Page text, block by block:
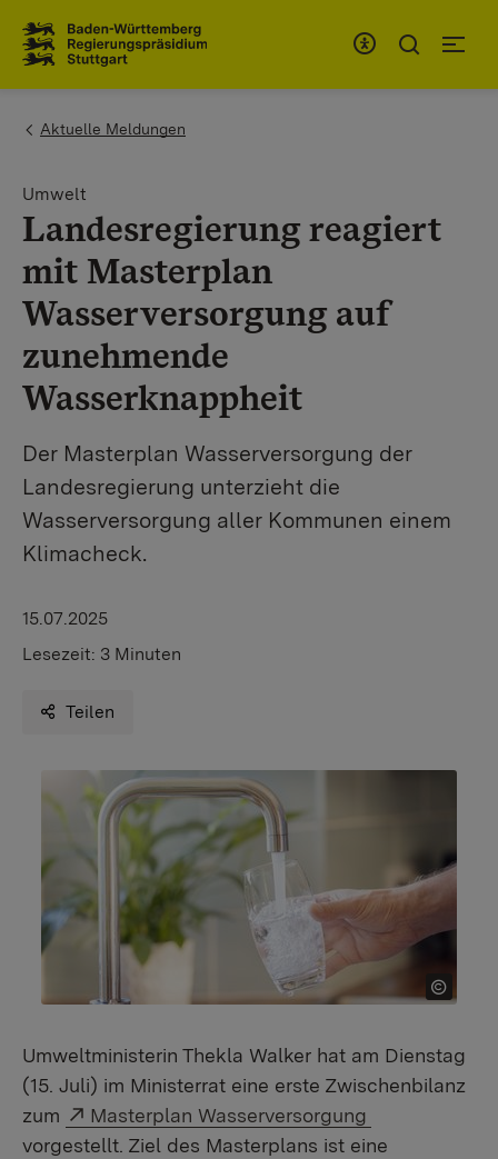
You are here:
Aktuelle Meldungen
Umwelt
Landesregierung reagiert
mit Masterplan
Wasserversorgung auf
zunehmende
Wasserknappheit
Der Masterplan Wasserversorgung der
Landesregierung unterzieht die
Wasserversorgung aller Kommunen einem
Klimacheck.
15.07.2025
Lesezeit: 3 Minuten
Teilen
Umweltministerin Thekla Walker hat am Dienstag
(15. Juli) im Ministerrat eine erste Zwischenbilanz
zum
Externer Link:
Masterplan Wasserversorgung
vorgestellt. Ziel des Masterplans ist eine